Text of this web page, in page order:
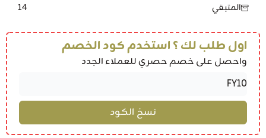
المتبقي 14
اول طلب لك ؟ استخدم كود الخصم
واحصل على خصم حصري للعملاء الجدد